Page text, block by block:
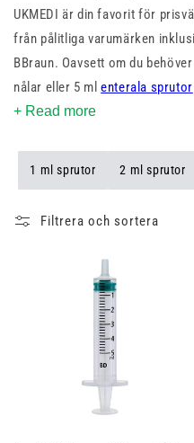
UKMEDI är din favorit för
från pålitliga varumärken
BBraun. Oavsett om du
nålar eller 5 mlenterala sprutor
sortimentet idag.
+ Read more
1 ml sprutor 2 ml sprutor
Filtrera och sortera